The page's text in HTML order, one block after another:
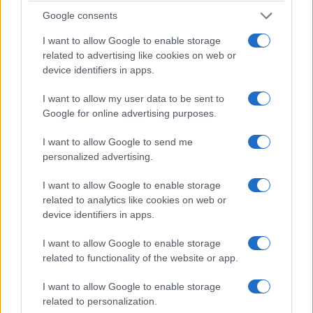
Google consents
I want to allow Google to enable storage
related to advertising like cookies on web or
device identifiers in apps.
I want to allow my user data to be sent to
Google for online advertising purposes.
I want to allow Google to send me
personalized advertising.
I want to allow Google to enable storage
related to analytics like cookies on web or
device identifiers in apps.
I want to allow Google to enable storage
related to functionality of the website or app.
I want to allow Google to enable storage
related to personalization.
επαναγοράς. Βάσει της εξουσιοδότησης που χορηγήθηκε
στην Ετήσια Γενική Συνέλευση της 14ης Μαΐου 2025, στις 30
Σεπτεμβρίου 2025 η BMW AG είχε αποκτήσει μετοχές που
αντιστοιχούν στο 1,01% του μετοχικού κεφαλαίου.
«Με το τρίτο πρόγραμμα επαναγοράς μετοχών από το
απόδοσης προς τους μετόχους. Παραμένουμε
προσηλωμένοι στους μετόχους μας και τηρούμε τις
ανακοινώσεις που έχουμε κάνει. Το πρόγραμμα μετοχών για
τους εργαζομένους μας θα συνεχιστεί επίσης», δήλωσε
CFO ,Walter Mertl . «Ταυτόχρονα, διατηρούμε το
κερδών που αναλογούν στους μετόχους της BMW AG».
Ο τομέας χρηματοοικονομικών υπηρεσιών σε ρυθμό
ανάπτυξης.